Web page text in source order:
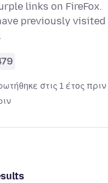
links on FireFox.
previously visited
στις 1 έτος πριν